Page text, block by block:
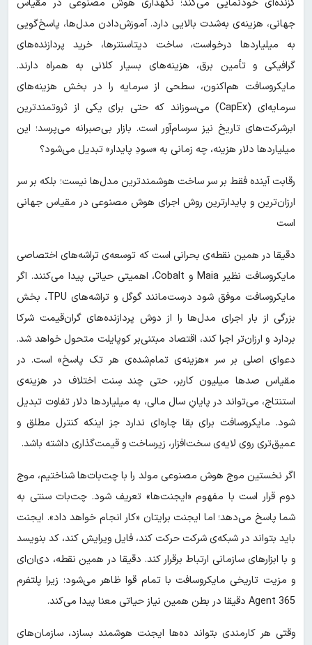
گزنده‌ای خودنمایی می‌کند؛ نگهداری هوش مصنوعی در مقیاس
جهانی، هزینه‌ی به‌شدت بالایی دارد. آموزش‌دادن مدل‌ها، پاسخ‌گویی
به میلیاردها درخواست، ساخت دیتاسنترها، خرید پردازنده‌های
گرافیکی و تأمین برق، هزینه‌های بسیار کلانی به همراه دارند.
مایکروسافت هم‌اکنون، سطحی از سرمایه را در بخش هزینه‌های
سرمایه‌ای (CapEx) می‌سوزاند که حتی برای یکی از ثروتمندترین
ابرشرکت‌های تاریخ نیز سرسام‌آور است. بازار بی‌صبرانه می‌پرسد؛ این
میلیاردها دلار هزینه، چه زمانی به «سودِ پایدار» تبدیل می‌شود؟
رقابت آینده فقط بر سر ساخت هوشمندترین مدل‌ها نیست؛ بلکه بر سر
ارزان‌ترین و پایدارترین روش اجرای هوش مصنوعی در مقیاس جهانی
است
دقیقا در همین نقطه‌ی بحرانی است که توسعه‌ی تراشه‌های اختصاصی
مایکروسافت نظیر Maia و Cobalt، اهمیتی حیاتی پیدا می‌کنند. اگر
مایکروسافت موفق شود درست‌مانند گوگل و تراشه‌های TPU، بخش
بزرگی از بار اجرای مدل‌ها را از دوش پردازنده‌های گران‌قیمت شرکا
بردارد و ارزان‌تر اجرا کند، اقتصاد مبتنی‌بر کوپایلت متحول خواهد شد.
دعوای اصلی بر سر «هزینه‌ی تمام‌شده‌ی هر تک‌ پاسخ» است. در
مقیاس صدها میلیون کاربر، حتی چند سِنت اختلاف در هزینه‌ی
استنتاج، می‌تواند در پایانِ سال مالی، به میلیاردها دلار تفاوت تبدیل
شود. مایکروسافت برای بقا چاره‌ای ندارد جز اینکه کنترل مطلق و
عمیق‌تری روی لایه‌ی سخت‌افزار، زیرساخت و قیمت‌گذاری داشته باشد.
اگر نخستین موج هوش مصنوعی مولد را با چت‌بات‌ها شناختیم، موج
دوم قرار است با مفهوم «ایجنت‌ها» تعریف شود. چت‌بات سنتی به
شما پاسخ می‌دهد؛ اما ایجنت برایتان «کار انجام خواهد داد». ایجنت
باید بتواند در شبکه‌ی شرکت حرکت کند، فایل ویرایش کند، کد بنویسد
و با ابزارهای سازمانی ارتباط برقرار کند. دقیقا در همین نقطه، دی‌ان‌ای
و مزیت تاریخی مایکروسافت با تمام قوا ظاهر می‌شود؛ زیرا پلتفرم
Agent 365 دقیقا در بطن همین نیاز حیاتی معنا پیدا می‌کند.
وقتی هر کارمندی بتواند ده‌ها ایجنت هوشمند بسازد، سازمان‌های